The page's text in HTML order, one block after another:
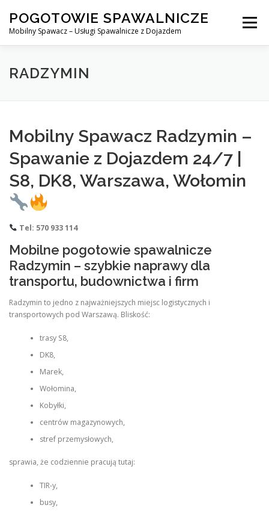
content
POGOTOWIE SPAWALNICZE
Mobilny Spawacz – Usługi Spawalnicze z Dojazdem
Menu
MOBILNY SPAWACZ
KONTAKT
RADZYMIN
Mobilny Spawacz Radzymin –
Spawanie z Dojazdem 24/7 |
S8, DK8, Warszawa, Wołomin
Tel: 570 933 114
Mobilne pogotowie spawalnicze
Radzymin – szybkie naprawy dla
transportu, budownictwa i firm
Radzymin to jedno z najważniejszych miejsc logistycznych i
transportowych pod Warszawą. Bliskość:
trasy S8,
DK8,
Marek,
Wołomina,
Kobyłki,
centrów magazynowych,
stref przemysłowych,
sprawia, że codziennie pracują tutaj:
TIR-y,
busy,